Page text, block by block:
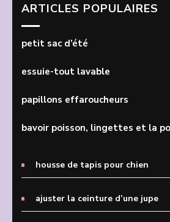
ARTICLES POPULAIRES
petit sac d’été
essuie-tout lavable
papillons effaroucheurs
bavoir poisson, lingettes et la
housse de tapis pour chien
ajuster la ceinture d’une jupe